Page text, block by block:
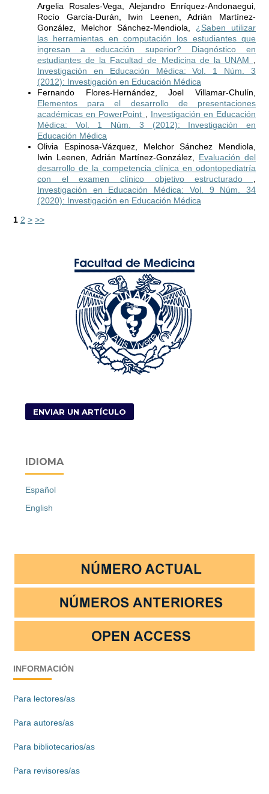
Argelia Rosales-Vega, Alejandro Enríquez-Andonaegui,
Rocío García-Durán, Iwin Leenen, Adrián Martínez-
González, Melchor Sánchez-Mendiola, ¿Saben utilizar
las herramientas en computación los estudiantes que
ingresan a educación superior? Diagnóstico en
estudiantes de la Facultad de Medicina de la UNAM ,
Investigación en Educación Médica: Vol. 1 Núm. 3
(2012): Investigación en Educación Médica
Fernando Flores-Hernández, Joel Villamar-Chulín,
Elementos para el desarrollo de presentaciones
académicas en PowerPoint , Investigación en Educación
Médica: Vol. 1 Núm. 3 (2012): Investigación en
Educación Médica
Olivia Espinosa-Vázquez, Melchor Sánchez Mendiola,
Iwin Leenen, Adrián Martínez-González, Evaluación del
desarrollo de la competencia clínica en odontopediatría
con el examen clínico objetivo estructurado ,
Investigación en Educación Médica: Vol. 9 Núm. 34
(2020): Investigación en Educación Médica
1 2 > >>
ENVIAR UN ARTÍCULO
IDIOMA
Español
English
INFORMACIÓN
Para lectores/as
Para autores/as
Para bibliotecarios/as
Para revisores/as